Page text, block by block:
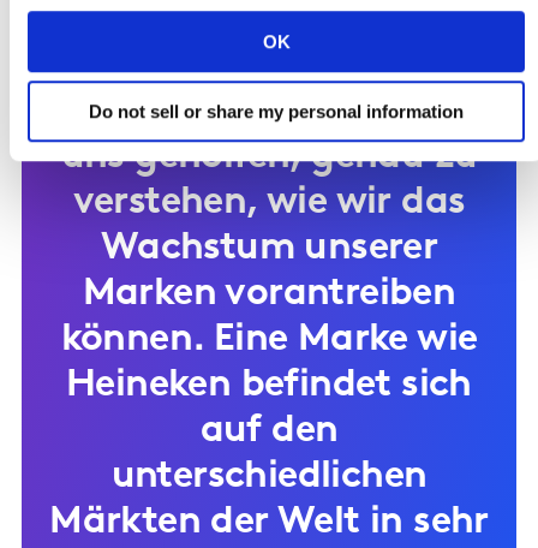
OK
Do not sell or share my personal information
m und an einer
sinnvollen
Differenzierung. Das hat
uns geholfen, genau zu
verstehen, wie wir das
Wachstum unserer
Marken vorantreiben
können. Eine Marke wie
Heineken befindet sich
auf den
unterschiedlichen
Märkten der Welt in sehr